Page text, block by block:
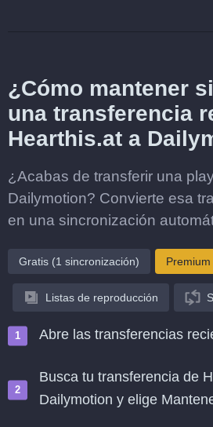
¿Cómo mantener
una transferencia
Hearthis.at a
¿Acabas de transferir una
Dailymotion? Convierte esa
en una sincronización
Gratis (1 sincronización) Premium
Listas de reproducción
Abre las transferencias
Busca tu transferencia de
Dailymotion y elige